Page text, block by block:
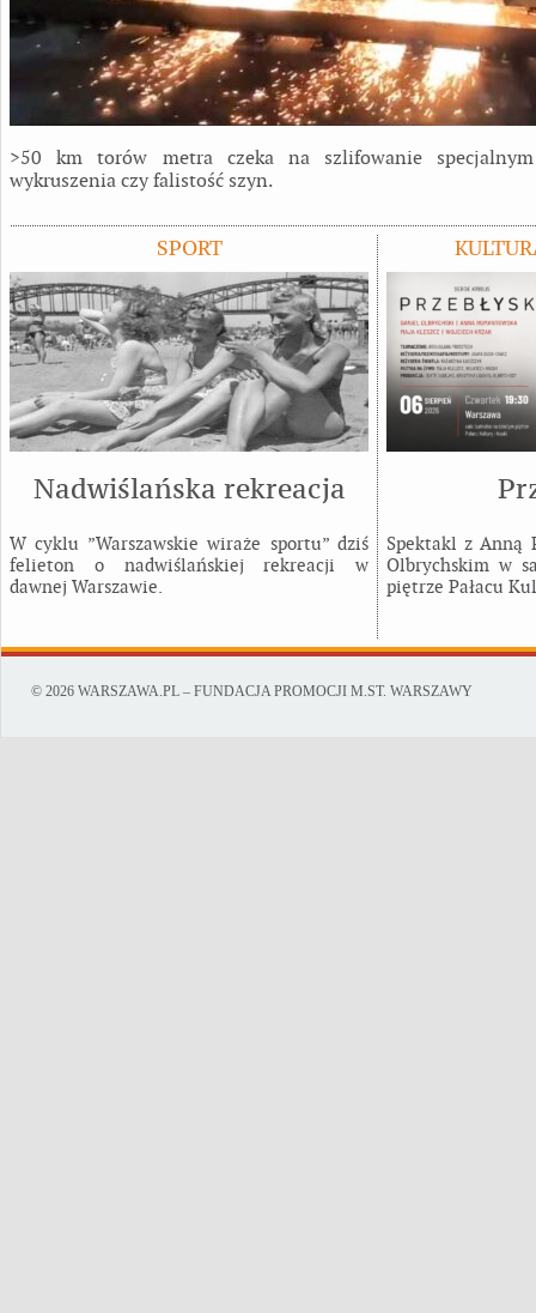
>50 km torów metra czeka na szlifowanie
wykruszenia czy falistość szyn.
SPORT
Nadwiślańska rekreacja
W cyklu ”Warszawskie wiraże sportu” dziś
felieton o nadwiślańskiej rekreacji w
dawnej Warszawie.
Spektakl z Anną
Olbrychskim w
piętrze Pałacu
© 2026 WARSZAWA.PL – FUNDACJA PROMOCJI M.ST. WARSZAWY